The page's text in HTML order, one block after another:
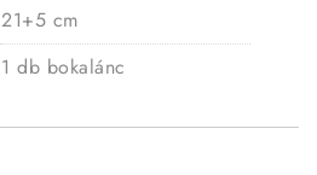
21+5 cm
1 db bokalánc